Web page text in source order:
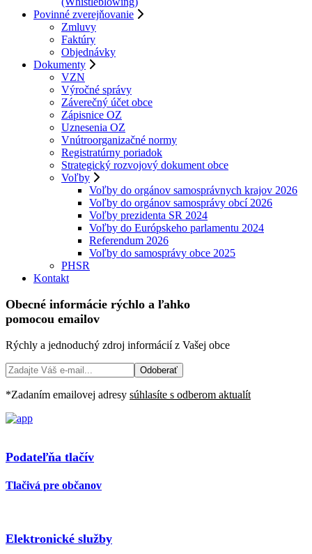
Povinné zverejňovanie
Zmluvy
Faktúry
Objednávky
Dokumenty
VZN
Výročné správy
Záverečný účet obce
Zápisnice OZ
Uznesenia OZ
Vnútroorganizačné normy
Registratúrny poriadok
Strategický rozvojový dokument obce
Voľby
Voľby do orgánov samosprávnych krajov 2026
Voľby do orgánov samosprávy obcí 2026
Voľby prezidenta SR 2024
Voľby do Európskeho parlamentu 2024
Referendum 2026
Voľby do samosprávy obce 2025
PHSR
Kontakt
Obecné informácie rýchlo a ľahko
pomocou emailov
Rýchly a jednoduchý zdroj informácií z Vašej obce
Odoberať
*Zadaním emailovej adresy súhlasíte s odberom aktualít
Podateľňa tlačív
Tlačivá pre občanov
Elektronické služby